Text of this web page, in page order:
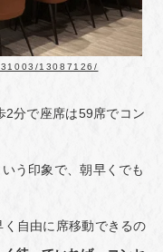
13087126/
2分で座席は59席でコン
う印象で、朝早くでも
く自由に席移動できるの